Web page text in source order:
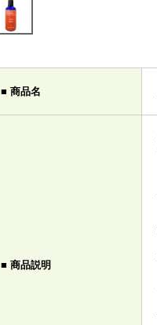
■ 商品名
■ 商品説明